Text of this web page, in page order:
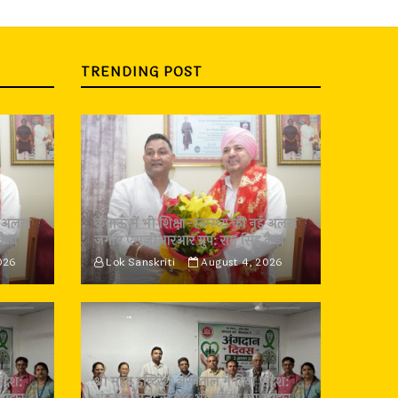
अलख
TRENDING POST
कुमाऊँ में भी शिक्षा-स्वास्थ्य की नई अलख
जगाए एसजीआरआर ग्रुप: राम सिंह कैड़ा
Lok Sanskriti August 4, 2026
श्री महंत इन्दिरेश अस्पताल में दिया संदेश: